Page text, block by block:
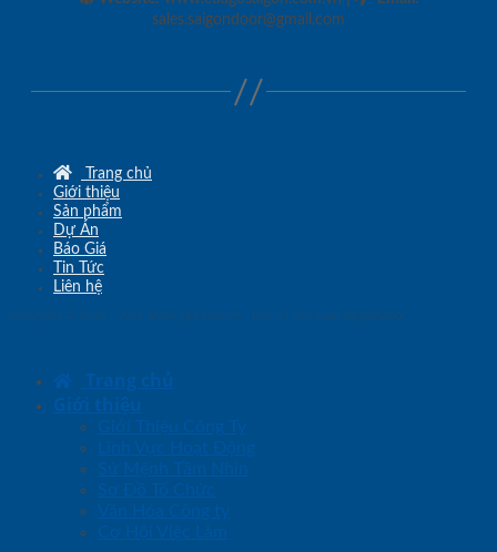
sales.saigondoor@gmail.com
Trang chủ
Giới thiệu
Sản phẩm
Dự Án
Báo Giá
Tin Tức
Liên hệ
Trang chủ
Giới thiệu
Giới Thiệu Công Ty
Lĩnh Vực Hoạt Động
Sứ Mệnh Tầm Nhìn
Sơ Đồ Tổ Chức
Văn Hóa Công ty
Cơ Hội Việc Làm